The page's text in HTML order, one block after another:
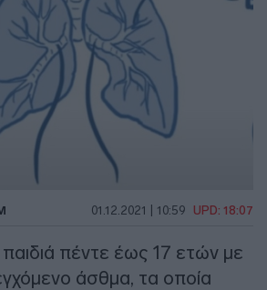
01.12.2021 | 10:59 UPD: 18:07
πέντε έως 17 ετών με
άσθμα, τα οποία